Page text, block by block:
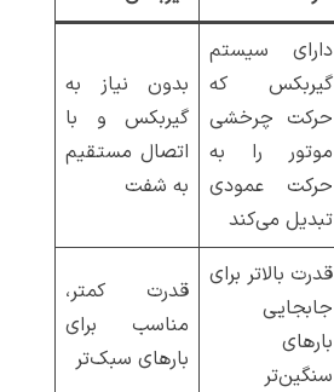
دارای سیستم
گیربکس که
حرکت چرخشی
موتور را به
حرکت عمودی
تبدیل می‌کند
بدون نیاز به
گیربکس و با
اتصال مستقیم
به شفت
قدرت بالاتر برای
جابجایی
بارهای
سنگین‌تر
قدرت کمتر،
مناسب برای
بارهای سبک‌تر